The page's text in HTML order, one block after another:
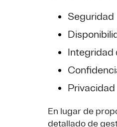
Seguridad
Integridad
Privacidad
En lugar de
detallado de